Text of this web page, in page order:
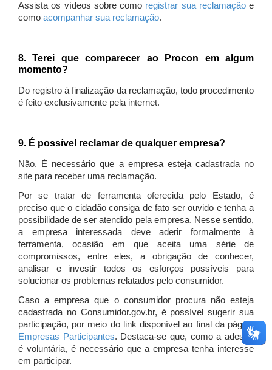
Assista os vídeos sobre como registrar sua reclamaçãoe
como acompanhar sua reclamação.
8. Terei que comparecer ao Procon em algum
momento?
Do registro à finalização da reclamação, todo procedimento
é feito exclusivamente pela internet.
9. É possível reclamar de qualquer empresa?
Não. É necessário que a empresa esteja cadastrada no
site para receber uma reclamação.
Por se tratar de ferramenta oferecida pelo Estado, é
preciso que o cidadão consiga de fato ser ouvido e tenha a
possibilidade de ser atendido pela empresa. Nesse sentido,
a empresa interessada deve aderir formalmente à
ferramenta, ocasião em que aceita uma série de
compromissos, entre eles, a obrigação de conhecer,
analisar e investir todos os esforços possíveis para
solucionar os problemas relatados pelo consumidor.
Caso a empresa que o consumidor procura não esteja
cadastrada no Consumidor.gov.br, é possível sugerir sua
participação, por meio do link disponível ao final da página
Empresas Participantes. Destaca-se que, como a adesão
é voluntária, é necessário que a empresa tenha interesse
em participar.